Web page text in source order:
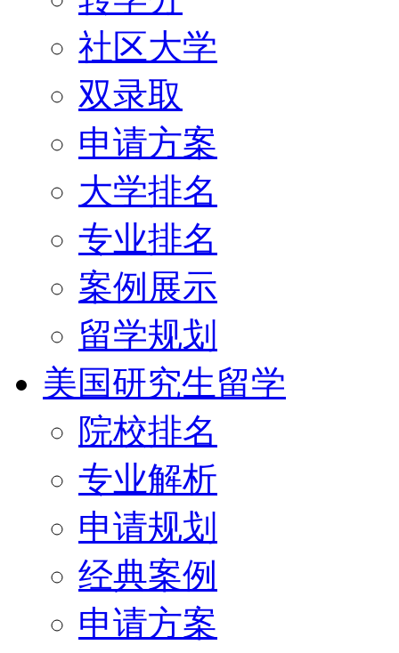
社区大学
双录取
申请方案
大学排名
专业排名
案例展示
留学规划
美国研究生留学
院校排名
专业解析
申请规划
经典案例
申请方案